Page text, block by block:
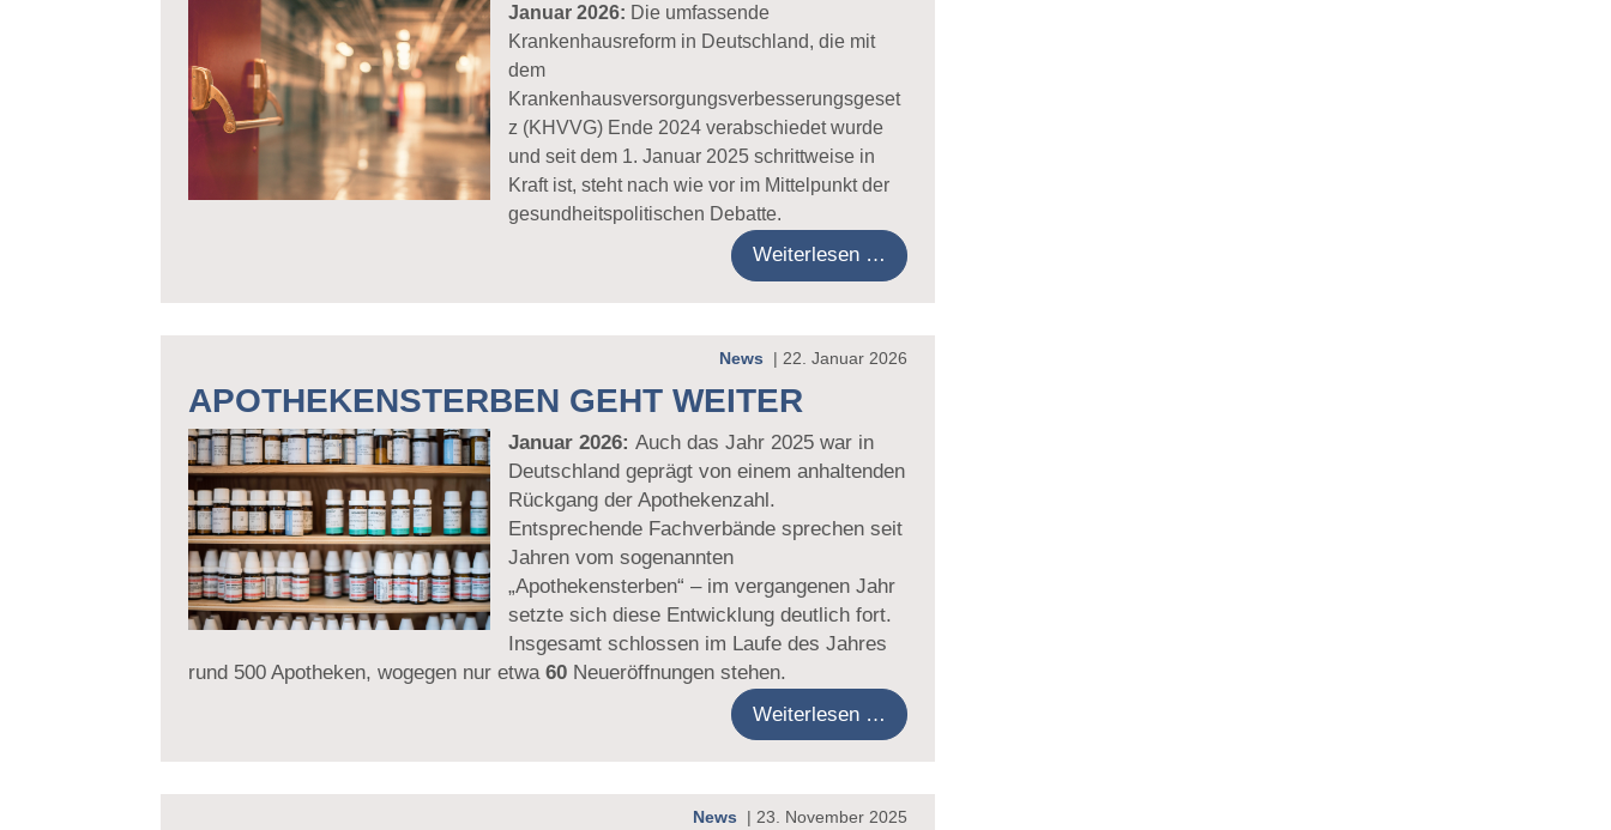
Januar 2026: Die umfassende
Krankenhausreform in Deutschland, die mit
dem
Krankenhausversorgungsverbesserungsgeset
z (KHVVG) Ende 2024 verabschiedet wurde
und seit dem 1. Januar 2025 schrittweise in
Kraft ist, steht nach wie vor im Mittelpunkt der
gesundheitspolitischen Debatte.
Weiterlesen …
News | 22. Januar 2026
APOTHEKENSTERBEN GEHT WEITER
Januar 2026:Auch das Jahr 2025 war in
Deutschland geprägt von einem anhaltenden
Rückgang der Apothekenzahl.
Entsprechende Fachverbände sprechen seit
Jahren vom sogenannten
„Apothekensterben“ – im vergangenen Jahr
setzte sich diese Entwicklung deutlich fort.
Insgesamt schlossen im Laufe des Jahres
rund 500 Apotheken, wogegen nur etwa60 Neueröffnungen stehen.
Weiterlesen …
News | 23. November 2025